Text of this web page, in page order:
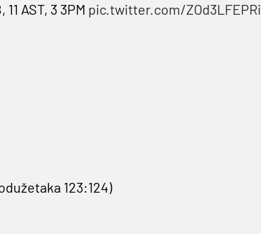
AST, 3 3PM pic.twitter.com/ZOd3LFEPRi
123:124)